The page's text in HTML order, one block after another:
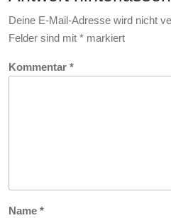
Deine E-Mail-Adresse wird nicht
Felder sind mit * markiert
Kommentar *
Name *